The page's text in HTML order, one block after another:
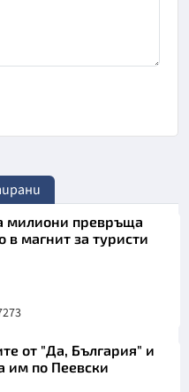
милиони превръща
в магнит за туристи
от "Да, България" и
им по Пеевски